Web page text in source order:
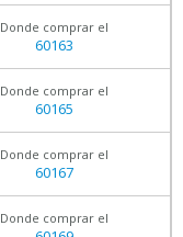
Donde comprar el
60163
Donde comprar el
60165
Donde comprar el
60167
Donde comprar el